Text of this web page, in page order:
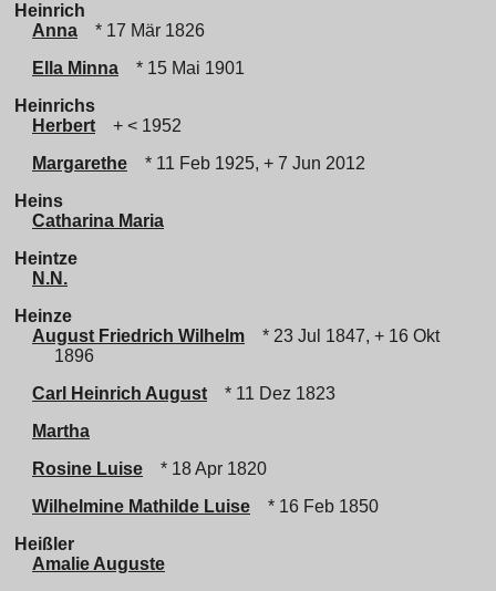
Heinrich
Anna
* 17 Mär 1826
Ella Minna
* 15 Mai 1901
Heinrichs
Herbert
+ < 1952
Margarethe
* 11 Feb 1925, + 7 Jun 2012
Heins
Catharina Maria
Heintze
N.N.
Heinze
August Friedrich Wilhelm
* 23 Jul 1847, + 16 Okt
1896
Carl Heinrich August
* 11 Dez 1823
Martha
Rosine Luise
* 18 Apr 1820
Wilhelmine Mathilde Luise
* 16 Feb 1850
Heißler
Amalie Auguste